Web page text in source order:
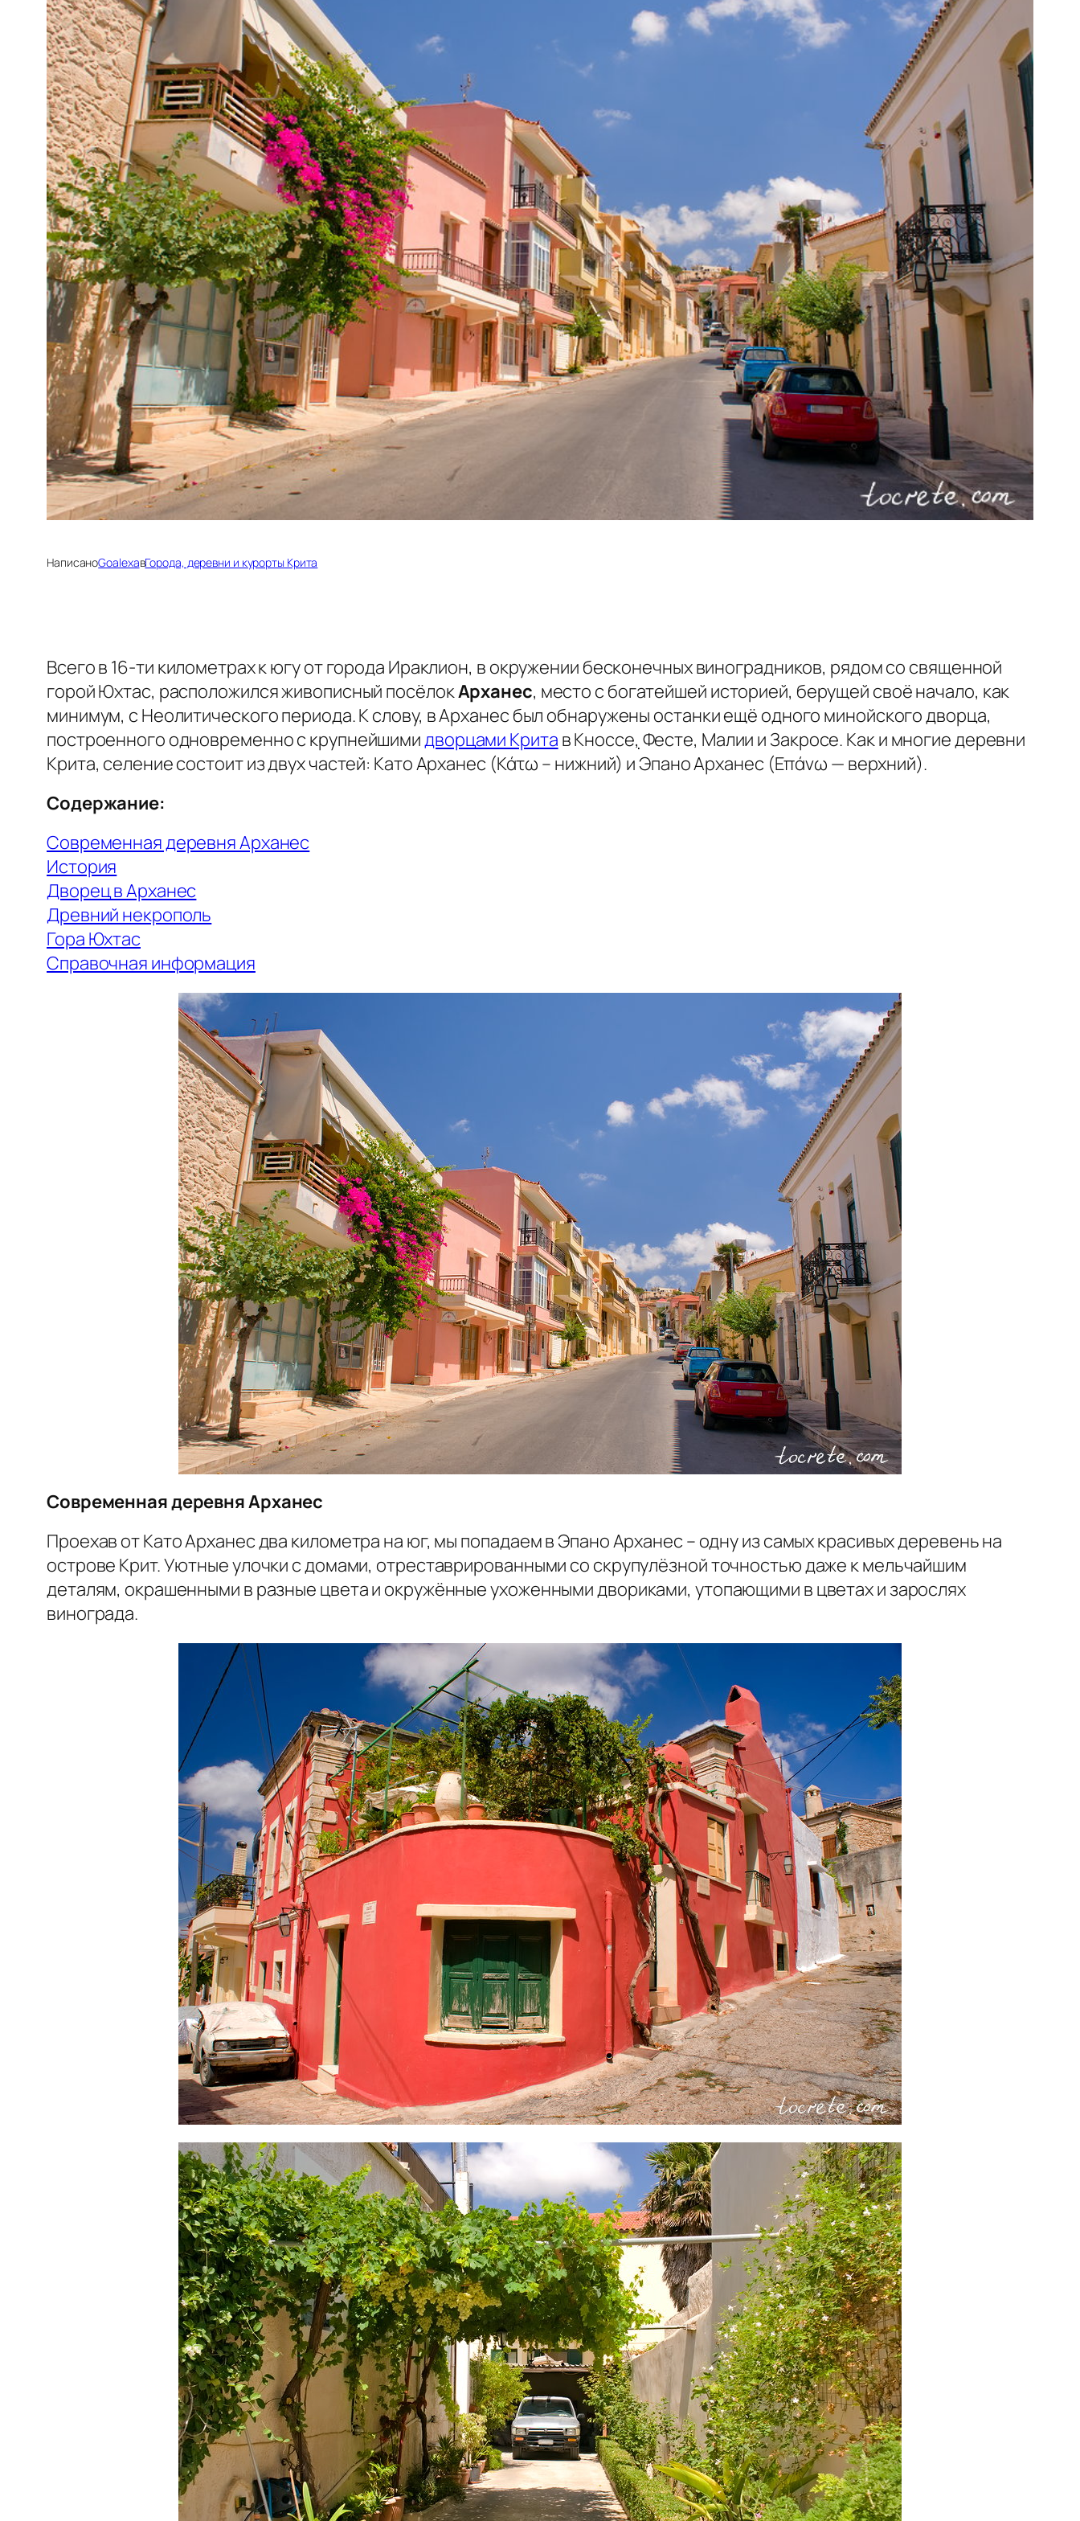
НаписаноGoalexaвГорода, деревни и курорты Крита
Всего в 16-ти километрах к югу от города Ираклион, в окружении бесконечных виноградников, рядом со священной
горой Юхтас, расположился живописный посёлокАрханес, место с богатейшей историей, берущей своё начало, как
минимум, с Неолитического периода. К слову, в Арханес был обнаружены останки ещё одного минойского дворца,
построенного одновременно с крупнейшимидворцами Крита в Кноссе, Фесте, Малии и Закросе. Как и многие деревни
Крита, селение состоит из двух частей: Като Арханес (Κάτω – нижний) и Эпано Арханес (Επάνω — верхний).
Содержание:
Современная деревня Арханес
История
Дворец в Арханес
Древний некрополь
Гора Юхтас
Справочная информация
Современная деревня Арханес
Проехав от Като Арханес два километра на юг, мы попадаем в Эпано Арханес – одну из самых красивых деревень на
острове Крит. Уютные улочки с домами, отреставрированными со скрупулёзной точностью даже к мельчайшим
деталям, окрашенными в разные цвета и окружённые ухоженными двориками, утопающими в цветах и зарослях
винограда.